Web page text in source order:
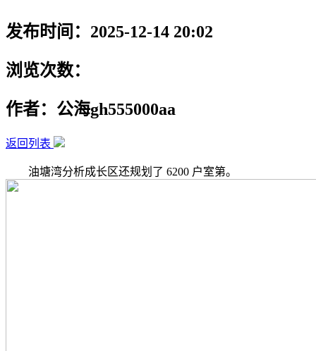
发布时间：2025-12-14 20:02
浏览次数：
作者：公海gh555000aa
返回列表
油塘湾分析成长区还规划了 6200 户室第。